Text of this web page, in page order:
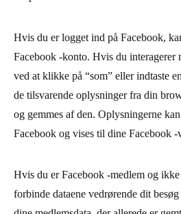
Hvis du er logget ind på Facebook,
Facebook -konto. Hvis du interagerer
ved at klikke på “som” eller indtaste
de tilsvarende oplysninger fra din
og gemmes af den. Oplysningerne
Facebook og vises til dine Facebook -
Hvis du er Facebook -medlem og
forbinde dataene vedrørende dit